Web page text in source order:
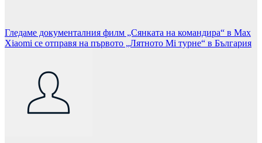
Навигация
Гледаме документалния филм „Сянката на командира“ в Max
Xiaomi се отправя на първото „Лятното Mi турне“ в България